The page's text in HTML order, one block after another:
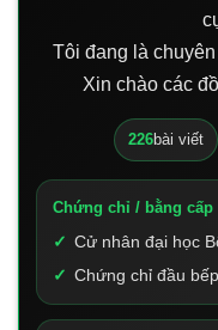
Tôi đang là
Xin chào các
226bài viết
Chứng chỉ / bằng cấp
Cử nhân đại học
Chứng chỉ đầu